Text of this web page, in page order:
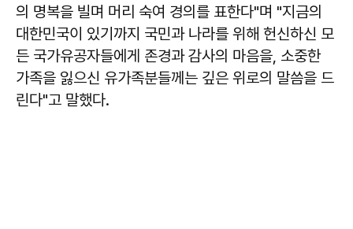
의 명복을 빌며 머리 숙여 경의를 표한다"며 "지금의
대한민국이 있기까지 국민과 나라를 위해 헌신하신 모
든 국가유공자들에게 존경과 감사의 마음을, 소중한
가족을 잃으신 유가족분들께는 깊은 위로의 말씀을 드
린다"고 말했다.